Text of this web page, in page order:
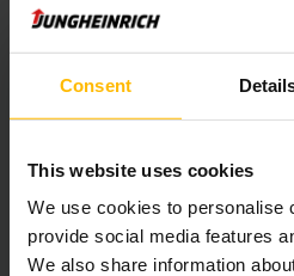
Consent
This website uses cookies
We use cookies to personalise
provide social media features
We also share information
Chariot à mât
2 tonnes
Modèle :ETV C16/C20
Prix :
sur demande
Capacité :1 600 - 2 000 kg
Levée :4 250 - 7 400 mm